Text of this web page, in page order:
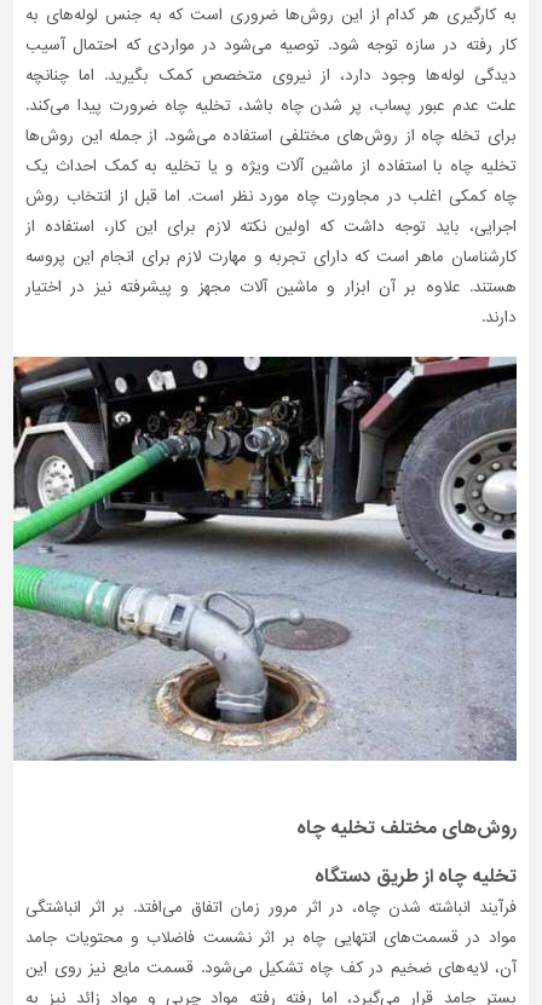
به کارگیری هر کدام از این روش‌ها ضروری است که به جنس لوله‌های به
کار رفته در سازه توجه شود. توصیه می‌شود در مواردی که احتمال آسیب
دیدگی لوله‌ها وجود دارد، از نیروی متخصص کمک بگیرید. اما چنانچه
علت عدم عبور پساب، پر شدن چاه باشد، تخلیه چاه ضرورت پیدا می‌کند.
برای تخله چاه از روش‌های مختلفی استفاده می‌شود. از جمله این روش‌ها
تخلیه چاه با استفاده از ماشین آلات ویژه و یا تخلیه به کمک احداث یک
چاه کمکی اغلب در مجاورت چاه مورد نظر است. اما قبل از انتخاب روش
اجرایی، باید توجه داشت که اولین نکته لازم برای این کار، استفاده از
کارشناسان ماهر است که دارای تجربه و مهارت لازم برای انجام این پروسه
هستند. علاوه بر آن ابزار و ماشین آلات مجهز و پیشرفته نیز در اختیار
دارند.
روش‌های مختلف تخلیه چاه
تخلیه چاه از طریق دستگاه
فرآیند انباشته شدن چاه، در اثر مرور زمان اتفاق می‌افتد. بر اثر انباشتگی
مواد در قسمت‌های انتهایی چاه بر اثر نشست فاضلاب و محتویات جامد
آن، لایه‌های ضخیم در کف چاه تشکیل می‌شود. قسمت مایع نیز روی این
بستر جامد قرار می‌گیرد، اما رفته رفته مواد چربی و مواد زائد نیز به